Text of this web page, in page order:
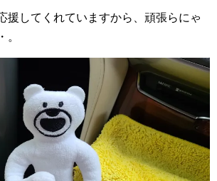
援してくれていますから、頑張らにゃ
。